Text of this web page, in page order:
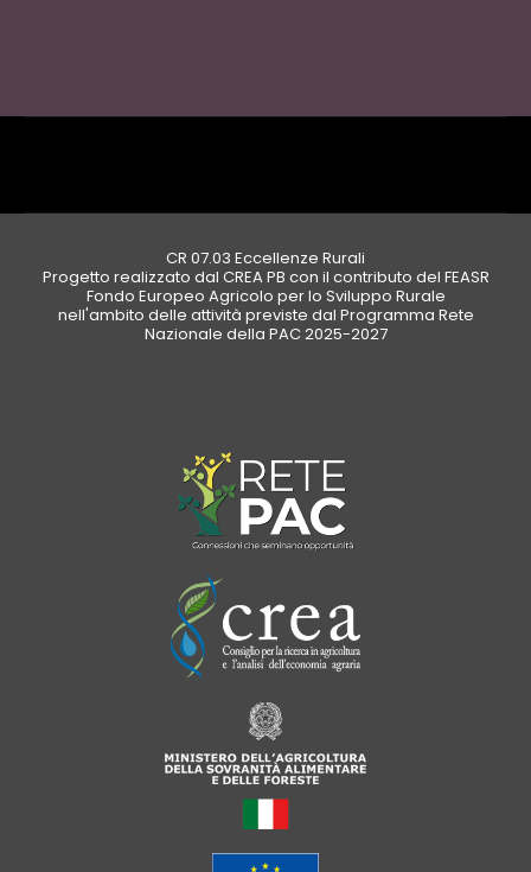
CR 07.03 Eccellenze Rurali
Progetto realizzato dal CREA PB con il contributo del FEASR
Fondo Europeo Agricolo per lo Sviluppo Rurale
nell'ambito delle attività previste dal Programma Rete
Nazionale della PAC 2025-2027